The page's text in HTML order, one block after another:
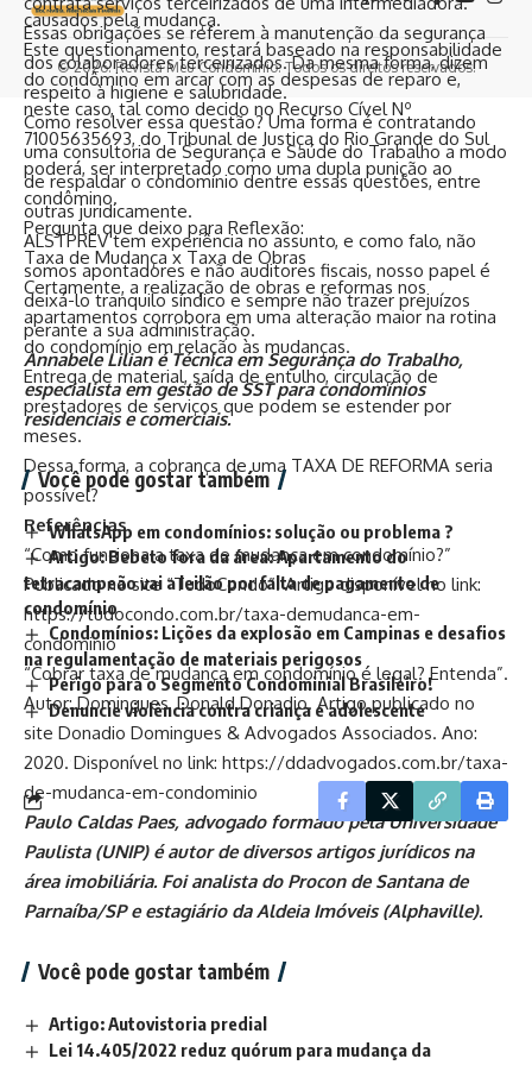
causados pela mudança.
Este questionamento, restará baseado na responsabilidade
do condômino em arcar com as despesas de reparo e,
neste caso, tal como decido no Recurso Cível Nº
71005635693, do Tribunal de Justiça do Rio Grande do Sul
poderá, ser interpretado como uma dupla punição ao
condômino.
Pergunta que deixo para Reflexão:
Taxa de Mudança x Taxa de Obras
Certamente, a realização de obras e reformas nos
apartamentos corrobora em uma alteração maior na rotina
do condomínio em relação às mudanças.
Entrega de material, saída de entulho, circulação de
prestadores de serviços que podem se estender por
meses.
Dessa forma, a cobrança de uma TAXA DE REFORMA seria
possível?
Referências
“Como funciona a taxa de mudança em condomínio?”
Publicado no site “TudoCondo”. Artigo disponível no link:
https://tudocondo.com.br/taxa-demudanca-em-
condominio
“Cobrar taxa de mudança em condomínio é legal? Entenda”.
Autor: Domingues, Donald Donadio. Artigo publicado no
site Donadio Domingues & Advogados Associados. Ano:
2020. Disponível no link: https://ddadvogados.com.br/taxa-
de-mudanca-em-condominio
Paulo Caldas Paes, advogado formado pela Universidade
Paulista (UNIP) é autor de diversos artigos jurídicos na
área imobiliária. Foi analista do Procon de Santana de
Parnaíba/SP e estagiário da Aldeia Imóveis (Alphaville).
Você pode gostar também
Artigo: Autovistoria predial
Lei 14.405/2022 reduz quórum para mudança da
Essas obrigações se referem à manutenção da segurança
dos colaboradores terceirizados. Da mesma forma, dizem
respeito à higiene e salubridade.
Como resolver essa questão? Uma forma é contratando
uma consultoria de Segurança e Saúde do Trabalho a modo
de respaldar o condomínio dentre essas questões, entre
outras juridicamente.
ALSTPREV tem experiência no assunto, e como falo, não
somos apontadores e não auditores fiscais, nosso papel é
deixá-lo tranquilo síndico e sempre não trazer prejuízos
perante a sua administração.
Annabele Lilian é Técnica em Segurança do Trabalho,
especialista em gestão de SST para condomínios
residenciais e comerciais.
Você pode gostar também
WhatsApp em condomínios: solução ou problema ?
Artigo: Bebeto fora da área: Apartamento do
tetracampeão vai a leilão por falta de pagamento de
condomínio
Condomínios: Lições da explosão em Campinas e desafios
na regulamentação de materiais perigosos
Perigo para o Segmento Condominial Brasileiro!
Denuncie violência contra criança e adolescente
© 2026. Revista Meu Condomínio. Todos os direitos reservados.